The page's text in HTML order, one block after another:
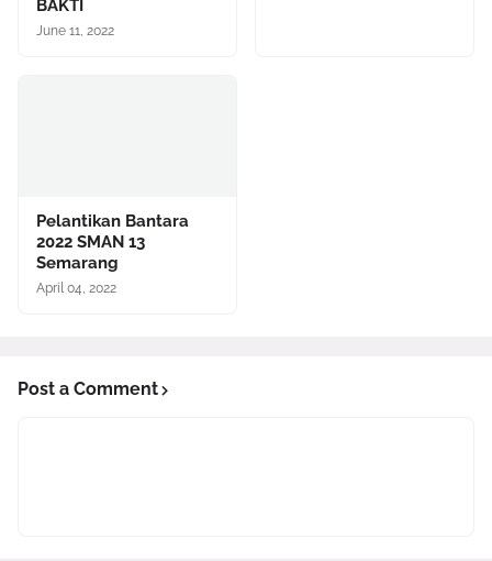
BAKTI
June 11, 2022
Pelantikan Bantara
2022 SMAN 13
Semarang
April 04, 2022
Post a Comment